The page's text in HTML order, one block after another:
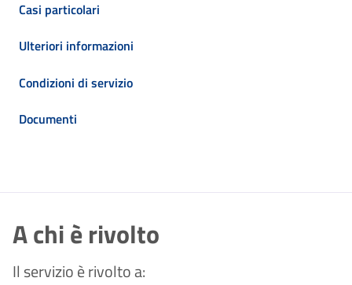
Casi particolari
Ulteriori informazioni
Condizioni di servizio
Documenti
A chi è rivolto
Il servizio è rivolto a: